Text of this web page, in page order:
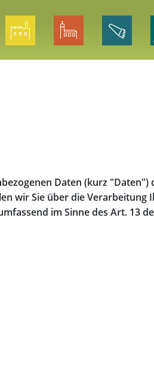
Daten (kurz "Daten")
wir Sie über die Verarbeitung
im Sinne des Art. 13